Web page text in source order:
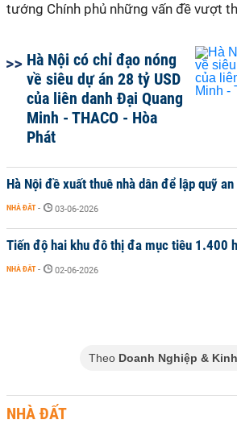
tướng Chính phủ những vấn đề vượt
Hà Nội có chỉ đạo nóng
về siêu dự án 28 tỷ USD
của liên danh Đại Quang
Minh - THACO - Hòa
Phát
Hà Nội đề xuất thuê nhà dân để lập quỹ
NHÀ ĐẤT - 03-06-2026
Tiến độ hai khu đô thị đa mục tiêu 1.400
NHÀ ĐẤT - 02-06-2026
Theo Doanh Nghiệp &
NHÀ ĐẤT